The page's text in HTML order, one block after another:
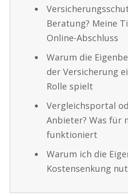
Beratung? Meine
Online-Abschluss
Warum die
der Versicherung
Rolle spielt
Vergleichsportal
Anbieter? Was für
funktioniert
Warum ich die
Kostensenkung